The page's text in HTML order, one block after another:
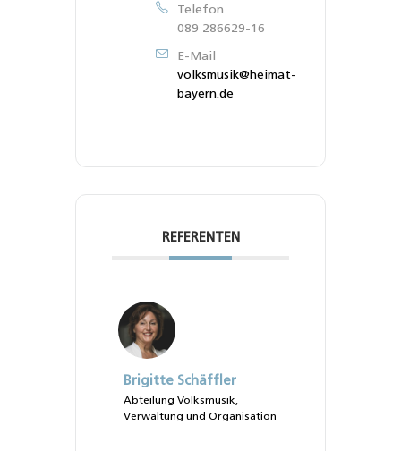
Telefon
089 286629-16
E-Mail
volksmusik@heimat-
bayern.de
REFERENTEN
Brigitte Schäffler
Abteilung Volksmusik,
Verwaltung und Organisation